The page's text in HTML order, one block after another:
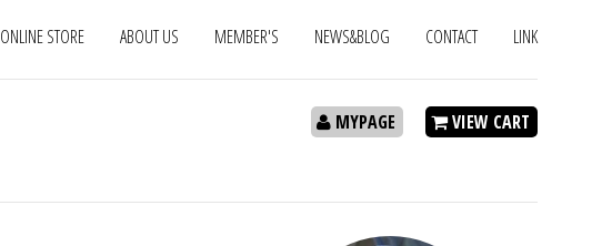
ONLINE STORE ABOUT US MEMBER'S NEWS&BLOG CONTACT LINK
VIEW CART
MYPAGE